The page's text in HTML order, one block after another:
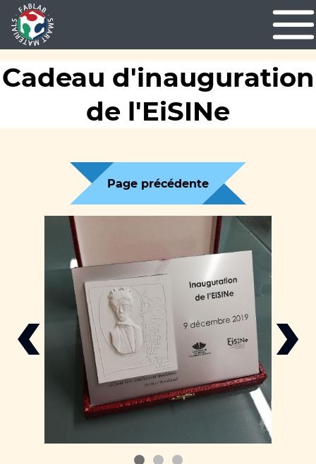
Cadeau d'inauguration
de l'EiSINe
Page précédente
‹ ›